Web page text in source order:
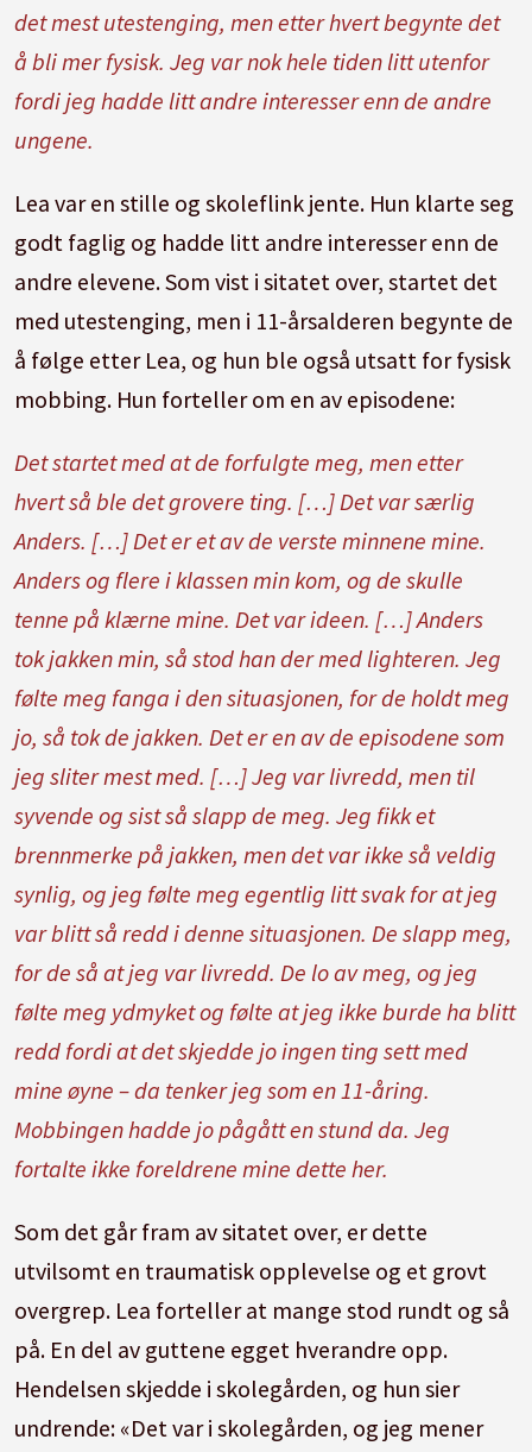
det mest utestenging, men etter hvert begynte det
å bli mer fysisk. Jeg var nok hele tiden litt utenfor
fordi jeg hadde litt andre interesser enn de andre
ungene.
Lea var en stille og skoleflink jente. Hun klarte seg
godt faglig og hadde litt andre interesser enn de
andre elevene. Som vist i sitatet over, startet det
med utestenging, men i 11-årsalderen begynte de
å følge etter Lea, og hun ble også utsatt for fysisk
mobbing. Hun forteller om en av episodene:
Det startet med at de forfulgte meg, men etter
hvert så ble det grovere ting. […] Det var særlig
Anders. […] Det er et av de verste minnene mine.
Anders og flere i klassen min kom, og de skulle
tenne på klærne mine. Det var ideen. […] Anders
tok jakken min, så stod han der med lighteren. Jeg
følte meg fanga i den situasjonen, for de holdt meg
jo, så tok de jakken. Det er en av de episodene som
jeg sliter mest med. […] Jeg var livredd, men til
syvende og sist så slapp de meg. Jeg fikk et
brennmerke på jakken, men det var ikke så veldig
synlig, og jeg følte meg egentlig litt svak for at jeg
var blitt så redd i denne situasjonen. De slapp meg,
for de så at jeg var livredd. De lo av meg, og jeg
følte meg ydmyket og følte at jeg ikke burde ha blitt
redd fordi at det skjedde jo ingen ting sett med
mine øyne – da tenker jeg som en 11-åring.
Mobbingen hadde jo pågått en stund da. Jeg
fortalte ikke foreldrene mine dette her.
Som det går fram av sitatet over, er dette
utvilsomt en traumatisk opplevelse og et grovt
overgrep. Lea forteller at mange stod rundt og så
på. En del av guttene egget hverandre opp.
Hendelsen skjedde i skolegården, og hun sier
undrende: «Det var i skolegården, og jeg mener